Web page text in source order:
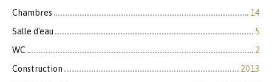
Chambres
14
Salle d'eau
5
WC
2
Construction
2013